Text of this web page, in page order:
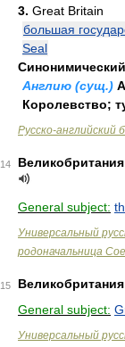
3. Great Britain
большая
Seal
Англию (сущ.)
Королевство;
Русско-английский
14
General subject:
Универсальный
родоначальница
15
General subject:
Универсальный